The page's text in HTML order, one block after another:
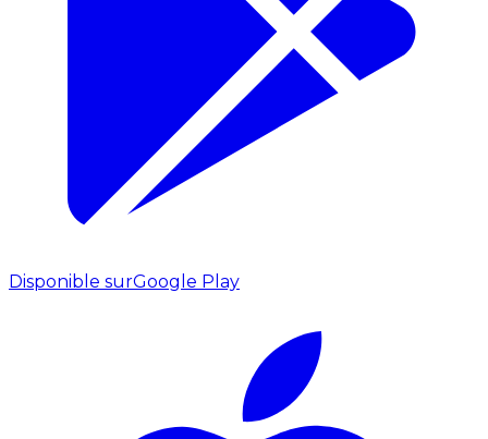
Disponible surGoogle Play